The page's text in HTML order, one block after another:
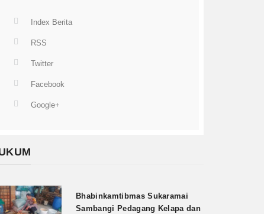
Index Berita
RSS
Twitter
Facebook
Google+
Bhabinkamtibmas Sukaramai
Sambangi Pedagang Kelapa dan